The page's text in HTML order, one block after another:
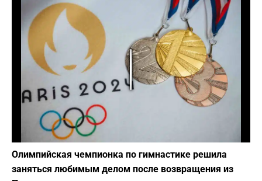
Play
Олимпийская чемпионка по гимнастике решила
заняться любимым делом после возвращения из